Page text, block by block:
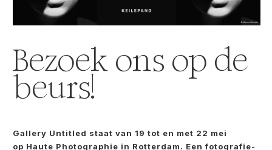
Bezoek ons op de
beurs!
Gallery Untitled staat van 19 tot en met 22 mei
op Haute Photographie in Rotterdam. Een fotografie-